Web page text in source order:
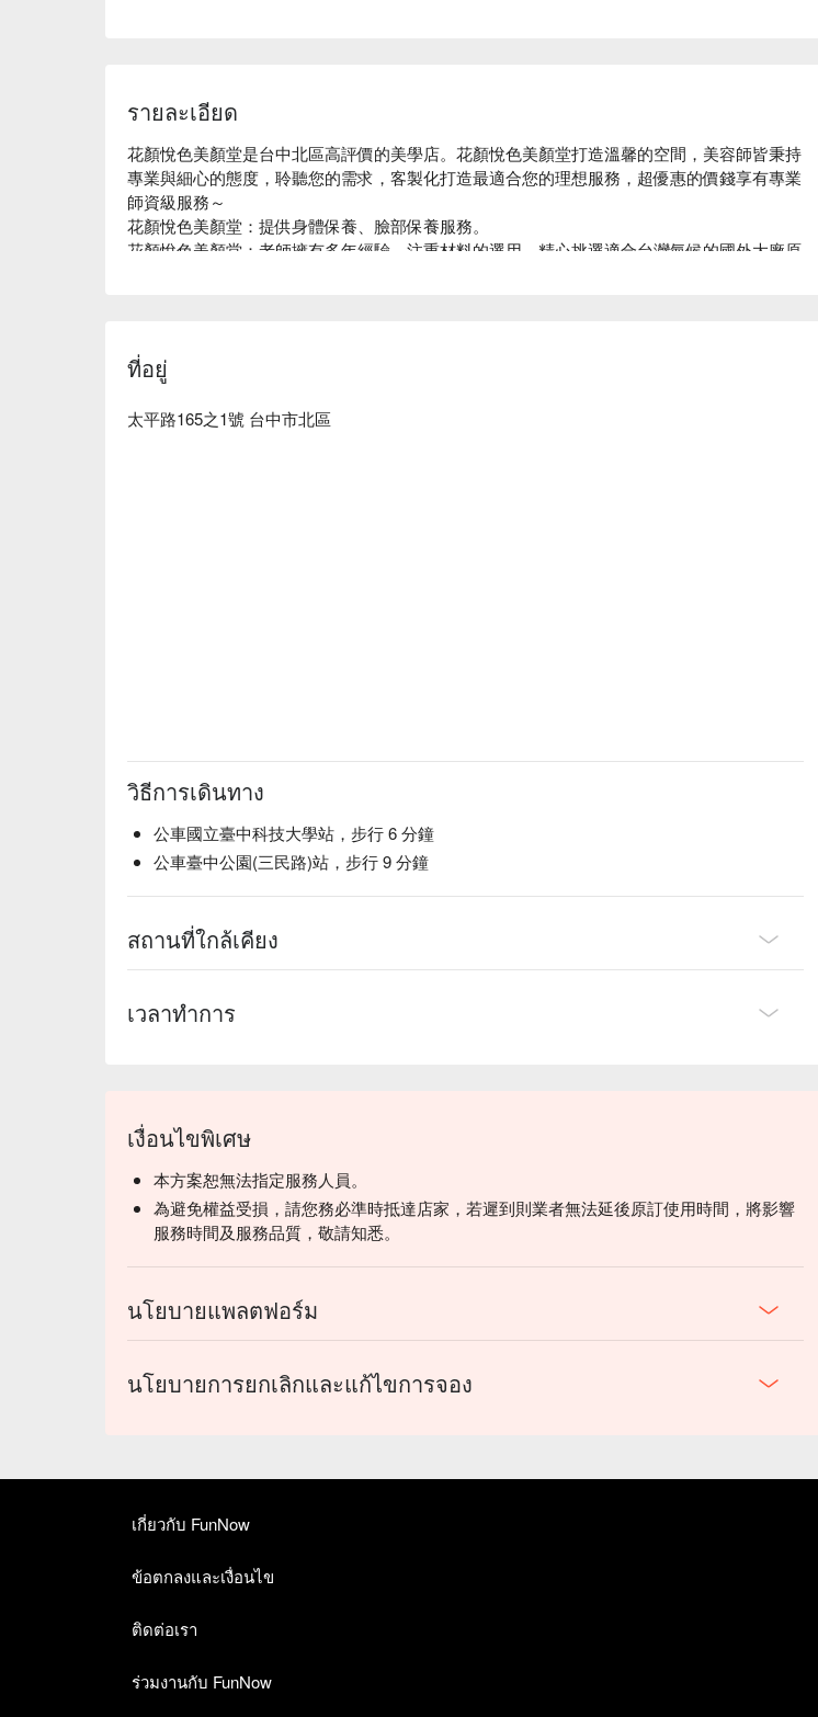
รายละเอียด
花顏悅色美顏堂是台中北區高評價的美學店。花顏悅色美顏堂打造溫馨的空間，美容師皆秉持
專業與細心的態度，聆聽您的需求，客製化打造最適合您的理想服務，超優惠的價錢享有專業
師資級服務～
花顏悅色美顏堂：提供身體保養、臉部保養服務。
花顏悅色美顏堂：老師擁有多年經驗，注重材料的選用，精心挑選適合台灣氣候的國外大廠原
ที่อยู่
太平路165之1號 台中市北區
วิธีการเดินทาง
公車國立臺中科技大學站，步行 6 分鐘
公車臺中公園(三民路)站，步行 9 分鐘
สถานที่ใกล้เคียง
เวลาทำการ
เงื่อนไขพิเศษ
本方案恕無法指定服務人員。
為避免權益受損，請您務必準時抵達店家，若遲到則業者無法延後原訂使用時間，將影響
服務時間及服務品質，敬請知悉。
นโยบายแพลตฟอร์ม
นโยบายการยกเลิกและแก้ไขการจอง
เกี่ยวกับ FunNow
ข้อตกลงและเงื่อนไข
ติดต่อเรา
ร่วมงานกับ FunNow